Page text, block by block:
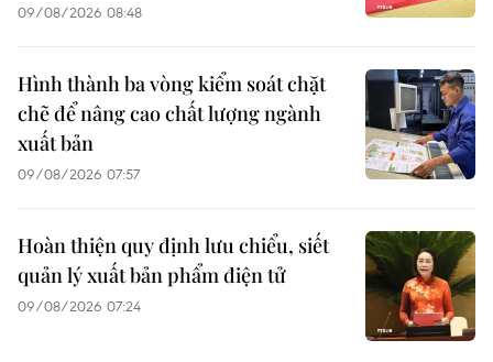
09/08/2026 08:48
Hình thành ba vòng kiểm soát chặt
chẽ để nâng cao chất lượng ngành
xuất bản
09/08/2026 07:57
Hoàn thiện quy định lưu chiểu, siết
quản lý xuất bản phẩm điện tử
09/08/2026 07:24